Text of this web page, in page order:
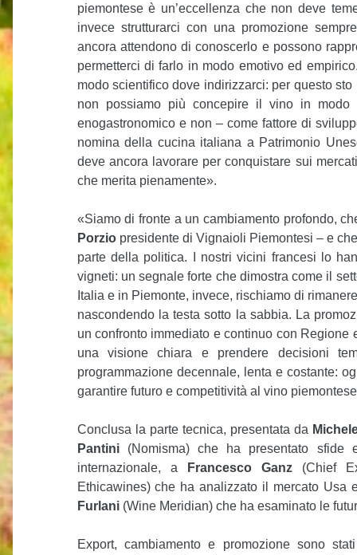
piemontese è un’eccellenza che non deve
invece strutturarci con una promozione
ancora attendono di conoscerlo e possono
permetterci di farlo in modo emotivo ed
modo scientifico dove indirizzarci: per questo
non possiamo più concepire il vino in
enogastronomico e non – come fattore di
nomina della cucina italiana a Patrimonio
deve ancora lavorare per conquistare sui
che merita pienamente».
«Siamo di fronte a un cambiamento profondo,
Porzio presidente di Vignaioli Piemontesi – e
parte della politica. I nostri vicini francesi lo
vigneti: un segnale forte che dimostra come il
Italia e in Piemonte, invece, rischiamo di
nascondendo la testa sotto la sabbia. La
un confronto immediato e continuo con
una visione chiara e prendere decisioni
programmazione decennale, lenta e costante:
garantire futuro e competitività al vino
Conclusa la parte tecnica, presentata da
Pantini(Nomisma) che ha presentato sfide
internazionale, a
Francesco Ganz(Chief
Ethicawines) che ha analizzato il mercato
Furlani(Wine Meridian) che ha esaminato le
Export, cambiamento e promozione sono